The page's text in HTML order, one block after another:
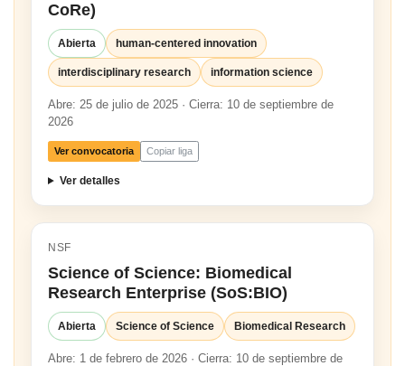
CoRe)
Abierta human-centered innovation
interdisciplinary research information science
Abre: 25 de julio de 2025 · Cierra: 10 de septiembre de
2026
Ver convocatoria Copiar liga
Ver detalles
NSF
Science of Science: Biomedical
Research Enterprise (SoS:BIO)
Abierta Science of Science Biomedical Research
Abre: 1 de febrero de 2026 · Cierra: 10 de septiembre de